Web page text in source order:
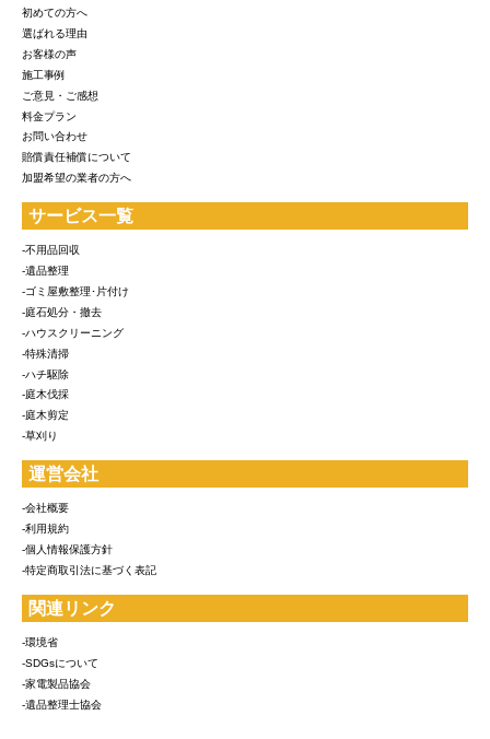
初めての方へ
選ばれる理由
お客様の声
施工事例
ご意見・ご感想
料金プラン
お問い合わせ
賠償責任補償について
加盟希望の業者の方へ
サービス一覧
-不用品回収
-遺品整理
-ゴミ屋敷整理･片付け
-庭石処分・撤去
-ハウスクリーニング
-特殊清掃
-ハチ駆除
-庭木伐採
-庭木剪定
-草刈り
運営会社
-会社概要
-利用規約
-個人情報保護方針
-特定商取引法に基づく表記
関連リンク
-環境省
-SDGsについて
-家電製品協会
-遺品整理士協会